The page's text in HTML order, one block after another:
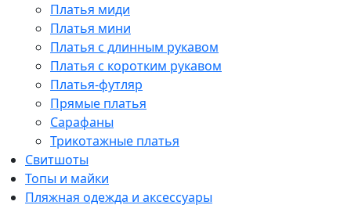
Платья миди
Платья мини
Платья с длинным рукавом
Платья с коротким рукавом
Платья-футляр
Прямые платья
Сарафаны
Трикотажные платья
Свитшоты
Топы и майки
Пляжная одежда и аксессуары